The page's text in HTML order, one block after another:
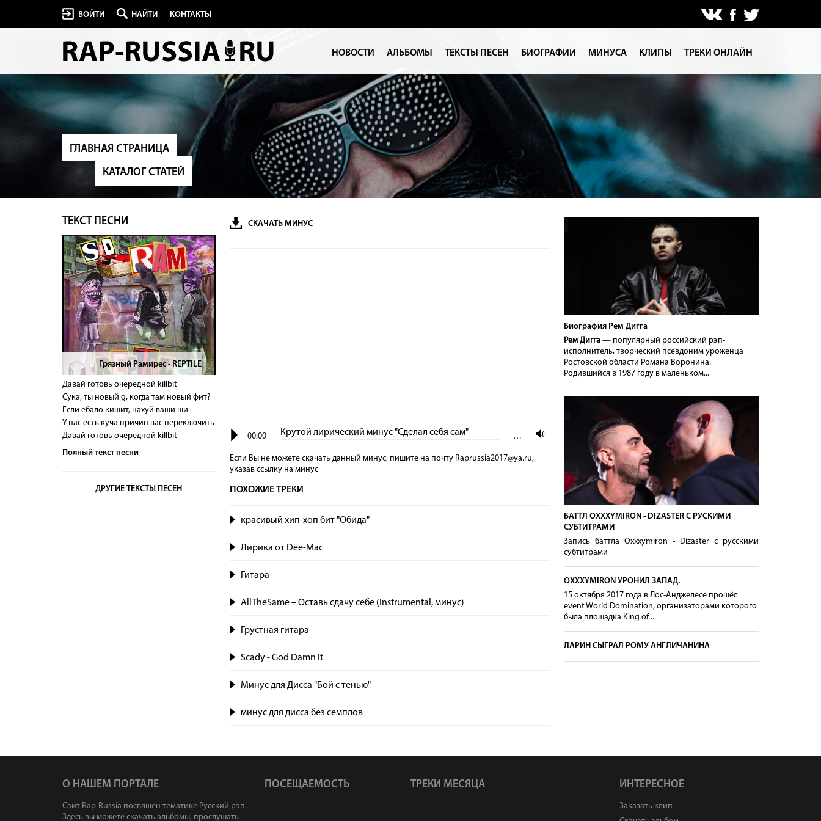
ВОЙТИ НАЙТИ КОНТАКТЫ
НОВОСТИ АЛЬБОМЫ ТЕКСТЫ ПЕСЕН БИОГРАФИИ МИНУСА КЛИПЫ ТРЕКИ ОНЛАЙН
ГЛАВНАЯ СТРАНИЦА
КАТАЛОГ СТАТЕЙ
ТЕКСТ ПЕСНИ
> Грязный Рамирес - REPTILE
Давай готовь очередной killbit
Сука, ты новый g, когда там новый фит?
Если ебало кишит, нахуй ваши щи
У нас есть куча причин вас переключить
Давай готовь очередной killbit
Полный текст песни
ДРУГИЕ ТЕКСТЫ ПЕСЕН
СКАЧАТЬ МИНУС
Крутой лирический минус "Сделал себя сам"
00:00 …
Если Вы не можете скачать данный минус, пишите на почту Raprussia2017@ya.ru,
указав сcылку на минус
ПОХОЖИЕ ТРЕКИ
красивый хип-хоп бит "Обида"
Лирика от Dee-Mac
Гитара
AllTheSame – Оставь сдачу себе (Instrumental, минус)
Грустная гитара
Scady - God Damn It
Минус для Дисса "Бой с тенью"
минус для дисса без семплов
Биография Рем Дигга
Рем Дигга— популярный российский рэп-
исполнитель, творческий псевдоним уроженца
Ростовской области Романа Воронина.
Родившийся в 1987 году в маленьком...
БАТТЛ OXXXYMIRON - DIZASTER С РУСКИМИ
СУБТИТРАМИ
Запись баттла Oxxxymiron - Dizaster с русскими
субтитрами
OXXXYMIRON УРОНИЛ ЗАПАД.
15 октября 2017 года в Лос-Анджелесе прошёл
event World Domination, организаторами которого
была площадка King of ...
ЛАРИН СЫГРАЛ РОМУ АНГЛИЧАНИНА
О НАШЕМ ПОРТАЛЕ
Сайт Rap-Russia посвящен тематике Русский рэп.
Здесь вы можете скачать альбомы, прослушать
ПОСЕЩАЕМОСТЬ ТРЕКИ МЕСЯЦА ИНТЕРЕСНОЕ
Заказать клип